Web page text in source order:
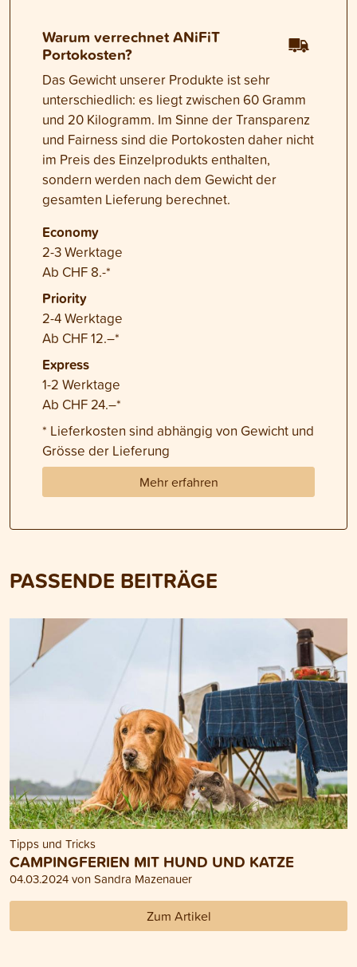
Warum verrechnet ANiFiT
Portokosten?
Das Gewicht unserer Produkte ist sehr
unterschiedlich: es liegt zwischen 60 Gramm
und 20 Kilogramm. Im Sinne der Transparenz
und Fairness sind die Portokosten daher nicht
im Preis des Einzelprodukts enthalten,
sondern werden nach dem Gewicht der
gesamten Lieferung berechnet.
Economy
2-3 Werktage
Ab CHF 8.-*
Priority
2-4 Werktage
Ab CHF 12.–*
Express
1-2 Werktage
Ab CHF 24.–*
* Lieferkosten sind abhängig von Gewicht und
Grösse der Lieferung
Mehr erfahren
PASSENDE BEITRÄGE
Tipps und Tricks
CAMPINGFERIEN MIT HUND UND KATZE
04.03.2024 von Sandra Mazenauer
Zum Artikel